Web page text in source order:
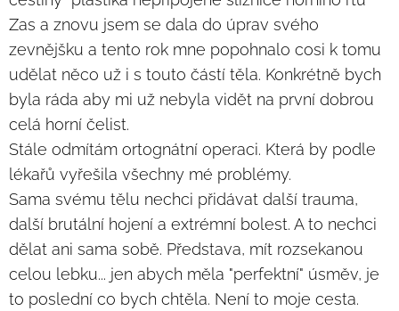
Zas a znovu jsem se dala do úprav svého
zevnějšku a tento rok mne popohnalo cosi k tomu
udělat něco už i s touto částí těla. Konkrétně bych
byla ráda aby mi už nebyla vidět na první dobrou
celá horní čelist.
Stále odmítám ortognátní operaci. Která by podle
lékařů vyřešila všechny mé problémy.
Sama svému tělu nechci přidávat další trauma,
další brutální hojení a extrémní bolest. A to nechci
dělat ani sama sobě. Představa, mít rozsekanou
celou lebku... jen abych měla "perfektní" úsměv, je
to poslední co bych chtěla. Není to moje cesta.